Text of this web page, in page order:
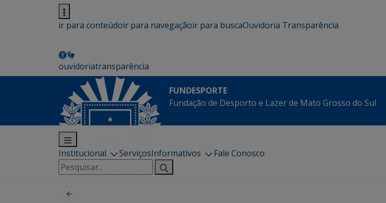
ir para conteúdoir para navegaçãoir para buscaOuvidoria Transparência
ouvidoriatransparência
FUNDESPORTE
Fundação de Desporto e Lazer de Mato Grosso do Sul
Institucional ServiçosInformativos
Fale Conosco
Pesquisar
por: